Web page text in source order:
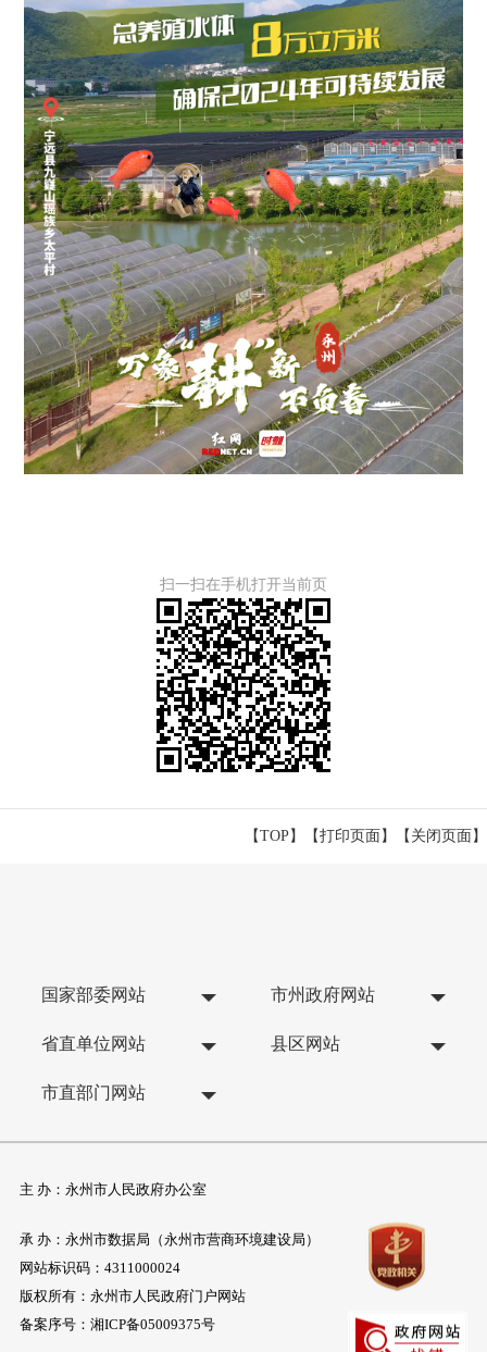
扫一扫在手机打开当前页
【TOP】 【打印页面 】【 关闭页面 】
国家部委网站 市州政府网站
省直单位网站 县区网站
市直部门网站
主 办：永州市人民政府办公室
承 办：永州市数据局（永州市营商环境建设局）
网站标识码：4311000024
版权所有：永州市人民政府门户网站
备案序号： 湘ICP备05009375号